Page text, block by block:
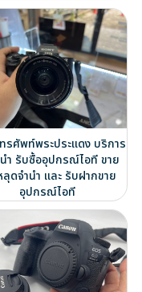
รศัพท์พระประแดง บริการ
ำ รับซื้ออุปกรณ์ไอที ขาย
ลุดจำนำ และ รับฝากขาย
อุปกรณ์ไอที